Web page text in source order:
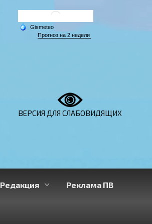
ВЕРСИЯ ДЛЯ СЛАБОВИДЯЩИХ
Редакция Реклама ПВ